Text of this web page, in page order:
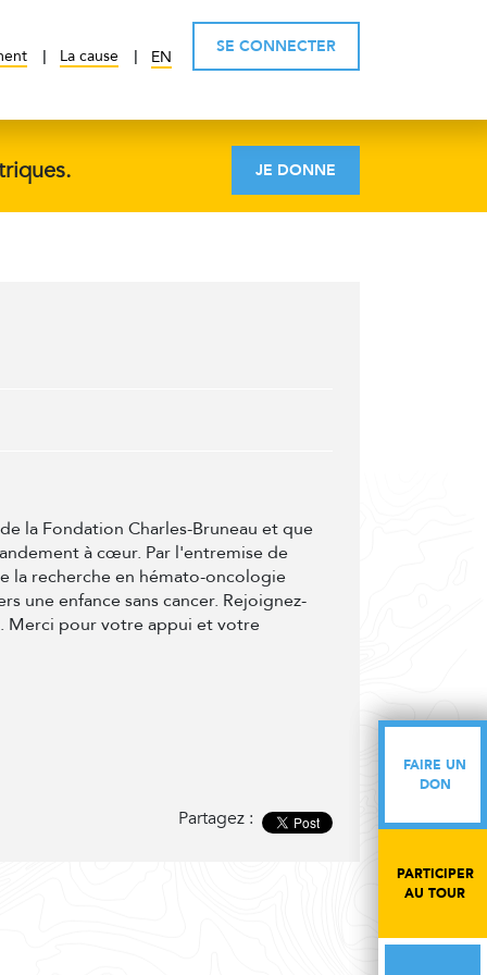
La cause EN
SE CONNECTER
FAIRE UN
DON
PARTICIPER
AU TOUR
JE DONNE
la Fondation Charles-Bruneau et que
à cœur. Par l'entremise de
la recherche en hémato-oncologie
une enfance sans cancer. Rejoignez-
Merci pour votre appui et votre
Partagez :
FAIRE UN
DON
PARTICIPER
AU TOUR